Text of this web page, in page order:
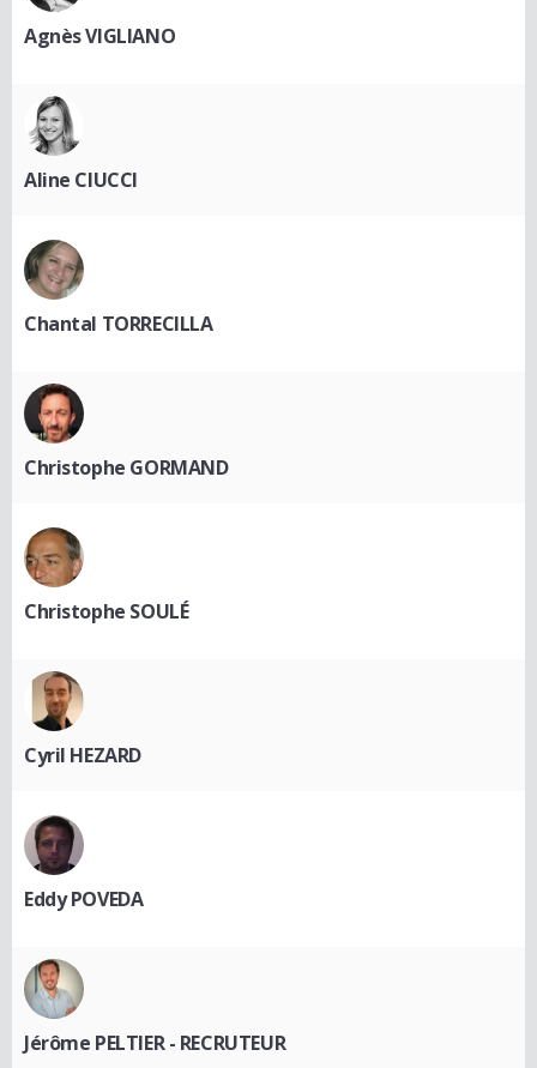
Agnès VIGLIANO
Aline CIUCCI
Chantal TORRECILLA
Christophe GORMAND
Christophe SOULÉ
Cyril HEZARD
Eddy POVEDA
Jérôme PELTIER - RECRUTEUR